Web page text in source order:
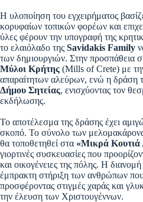
Η υλοποίηση του εγχειρήματος
κορυφαίων τοπικών φορέων και
ύλες φέρουν την υπογραφή της
το ελαιόλαδο της Savidakis Family
των δημιουργιών. Στην προσπάθεια
Μύλοι Κρήτης (Mills of Crete) με
απαραίτητων αλεύρων, ενώ η δράση
Δήμου Σητείας, ενισχύοντας τον
εκδήλωσης.
Το αποτέλεσμα της δράσης έχει
σκοπό. Το σύνολο των
θα τοποθετηθεί στα «Μικρά Κουτιά
γιορτινές συσκευασίες που
και οικογένειες της πόλης. Η
έμπρακτη στήριξη των ανθρώπων
προσφέροντας στιγμές χαράς και
την έλευση των Χριστουγέννων.